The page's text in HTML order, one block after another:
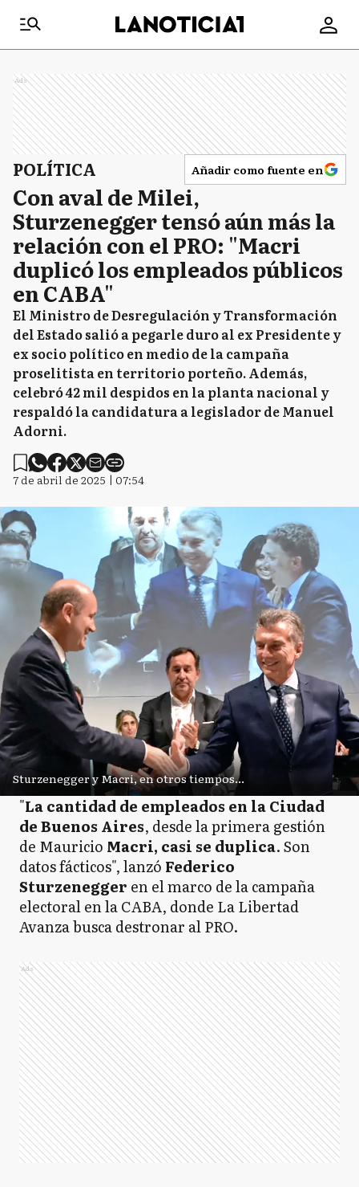
Ads
POLÍTICA Añadir como fuente en
Con aval de Milei,
Sturzenegger tensó aún más la
relación con el PRO: "Macri
duplicó los empleados públicos
en CABA"
El Ministro de Desregulación y Transformación
del Estado salió a pegarle duro al ex Presidente y
ex socio político en medio de la campaña
proselitista en territorio porteño. Además,
celebró 42 mil despidos en la planta nacional y
respaldó la candidatura a legislador de Manuel
Adorni.
7 de abril de 2025 | 07:54
Sturzenegger y Macri, en otros tiempos...
"La cantidad de empleados en la Ciudad
de Buenos Aires, desde la primera gestión
de Mauricio Macri, casi se duplica. Son
datos fácticos", lanzó Federico
Sturzenegger en el marco de la campaña
electoral en la CABA, donde La Libertad
Avanza busca destronar al PRO.
Ads